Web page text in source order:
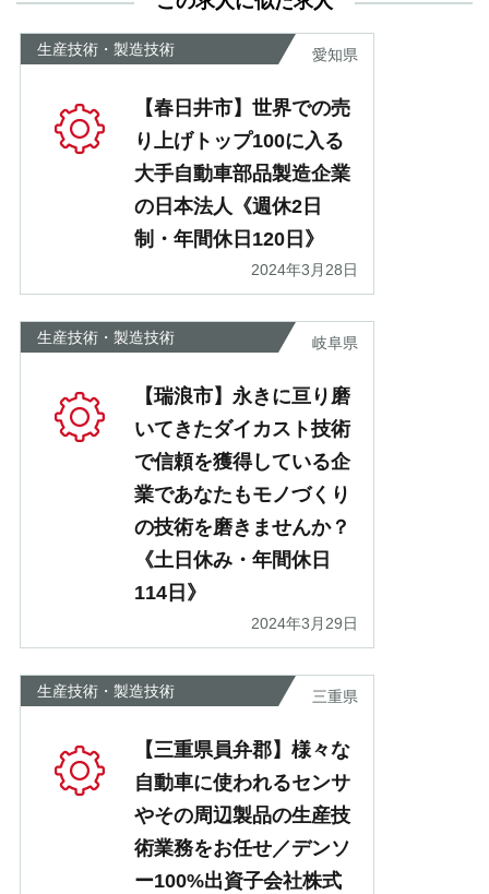
生産技術・製造技術 愛知県
【春日井市】世界での売
り上げトップ100に入る
大手自動車部品製造企業
の日本法人《週休2日
制・年間休日120日》
2024年3月28日
生産技術・製造技術 岐阜県
【瑞浪市】永きに亘り磨
いてきたダイカスト技術
で信頼を獲得している企
業であなたもモノづくり
の技術を磨きませんか？
《土日休み・年間休日
114日》
2024年3月29日
生産技術・製造技術 三重県
【三重県員弁郡】様々な
自動車に使われるセンサ
やその周辺製品の生産技
術業務をお任せ／デンソ
ー100%出資子会社株式